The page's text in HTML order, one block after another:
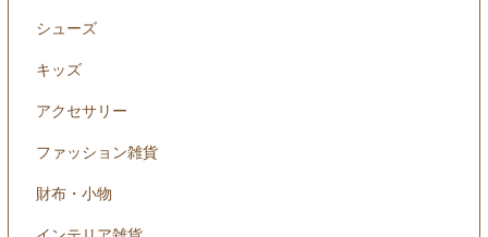
シューズ
キッズ
アクセサリー
ファッション雑貨
財布・小物